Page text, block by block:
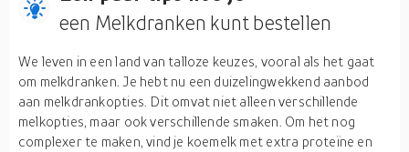
een Melkdranken kunt bestellen
We leven in een land van talloze keuzes, vooral als het gaat
om melkdranken. Je hebt nu een duizelingwekkend aanbod
aan melkdrankopties. Dit omvat niet alleen verschillende
melkopties, maar ook verschillende smaken. Om het nog
complexer te maken, vind je koemelk met extra proteïne en